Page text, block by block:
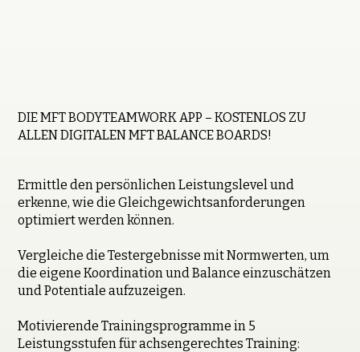
DIE MFT BODYTEAMWORK APP – KOSTENLOS ZU
ALLEN DIGITALEN MFT BALANCE BOARDS!
Ermittle den persönlichen Leistungslevel und
erkenne, wie die Gleichgewichtsanforderungen
optimiert werden können.
Vergleiche die Testergebnisse mit Normwerten, um
die eigene Koordination und Balance einzuschätzen
und Potentiale aufzuzeigen.
Motivierende Trainingsprogramme in 5
Leistungsstufen für achsengerechtes Training: